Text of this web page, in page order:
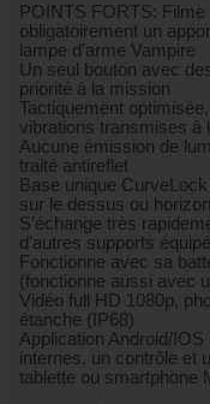
POINTS FORTS:
obligatoirement un
lampe d’arme Vampire
Un seul bouton avec
priorité à la mission
Tactiquement
vibrations transmises à
Aucune émission de
traité antireflet
Base unique
sur le dessus ou
S’échange très
d’autres supports
Fonctionne avec sa
(fonctionne aussi avec
Vidéo full HD 1080p,
étanche (IP68)
Application Android/
internes, un contrôle et
tablette ou smartphone